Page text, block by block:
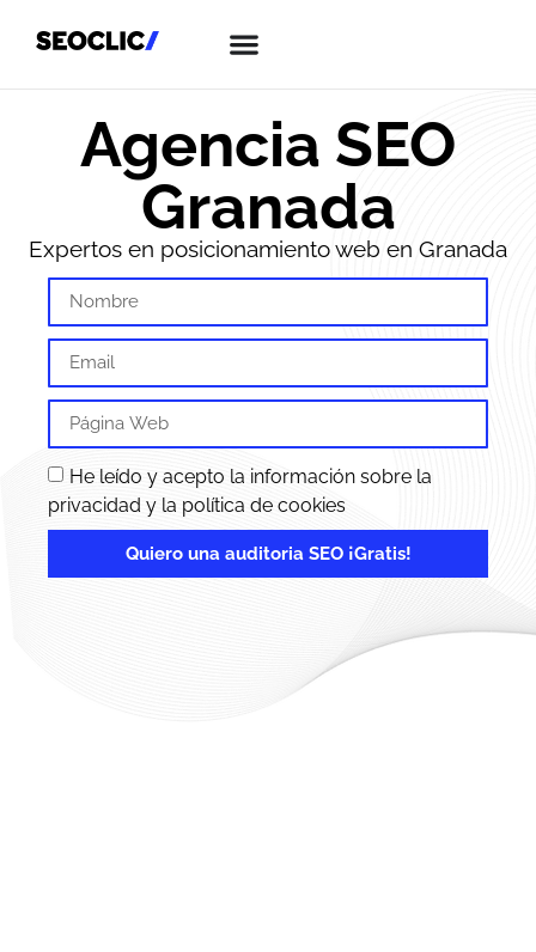
Agencia SEO
Granada
Expertos en posicionamiento web en Granada
He leído y acepto la información sobre la
privacidad y la política de cookies
Quiero una auditoria SEO ¡Gratis!